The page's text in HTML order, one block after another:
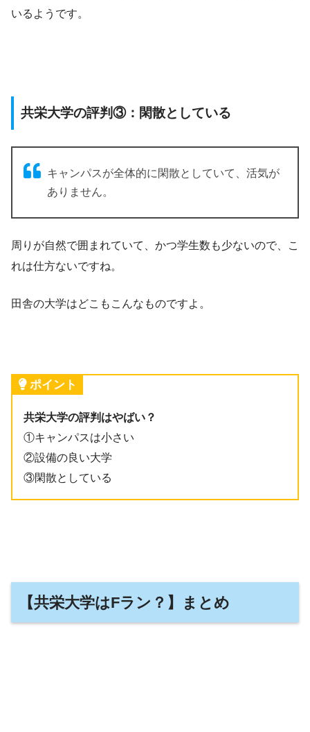
いるようです。
共栄大学の評判③：閑散としている
キャンパスが全体的に閑散としていて、活気が
ありません。
周りが自然で囲まれていて、かつ学生数も少ないので、こ
れは仕方ないですね。
田舎の大学はどこもこんなものですよ。
ポイント
共栄大学の評判はやばい？
①キャンパスは小さい
②設備の良い大学
③閑散としている
【共栄大学はFラン？】まとめ